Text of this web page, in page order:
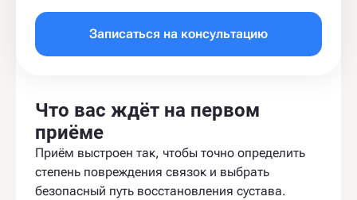
Записаться на консультацию
Что вас ждёт на первом
приёме
Приём выстроен так, чтобы точно определить
степень повреждения связок и выбрать
безопасный путь восстановления сустава.